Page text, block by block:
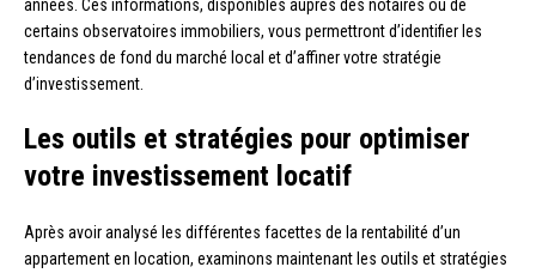
années. Ces informations, disponibles auprès des notaires ou de
certains observatoires immobiliers, vous permettront d’identifier les
tendances de fond du marché local et d’affiner votre stratégie
d’investissement.
Les outils et stratégies pour optimiser
votre investissement locatif
Après avoir analysé les différentes facettes de la rentabilité d’un
appartement en location, examinons maintenant les outils et stratégies